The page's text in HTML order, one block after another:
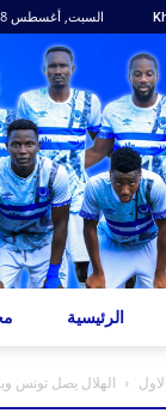
السبت, أغسطس 8, 2026
الرئيسية
الهلال يصل تونس